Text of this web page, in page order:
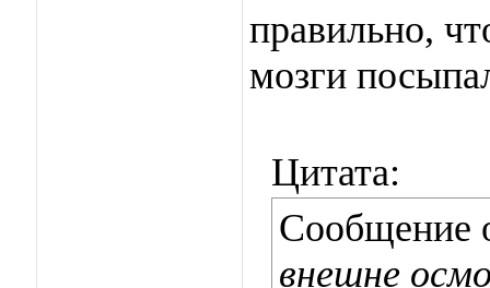
правильно,
мозги
Цитата:
Сообщение
внешне